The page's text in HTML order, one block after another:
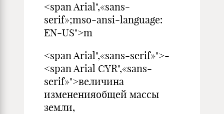
<span Arial",«sans-
serif»;mso-ansi-language:
EN-US">m
<span Arial",«sans-serif»">-
<span Arial CYR",«sans-
serif»">величина
измененияобщей массы
земли,